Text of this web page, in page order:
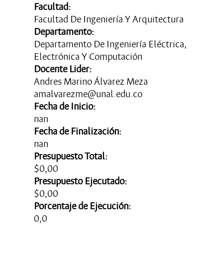
Facultad:
Facultad De Ingeniería Y Arquitectura
Departamento:
Departamento De Ingeniería Eléctrica,
Electrónica Y Computación
Docente Lider:
Andres Marino Álvarez Meza
amalvarezme@unal.edu.co
Fecha de Inicio:
nan
Fecha de Finalización:
nan
Presupuesto Total:
$0,00
Presupuesto Ejecutado:
$0,00
Porcentaje de Ejecución:
0,0